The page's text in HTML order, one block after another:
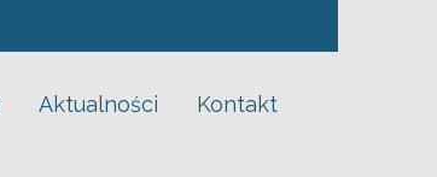
Aktualności Kontakt